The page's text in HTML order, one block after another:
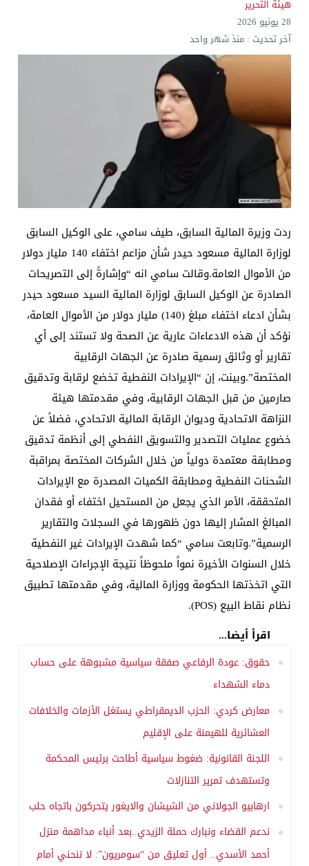
هيئة التحرير
28 يونيو 2026
آخر تحديث :منذ شهر واحد
ردت وزيرة المالية السابق، طيف سامي، على الوكيل السابق
لوزارة المالية مسعود حيدر شأن مزاعم اختفاء 140 مليار دولار
من الأموال العامة.وقالت سامي انه “وإشارةً إلى التصريحات
الصادرة عن الوكيل السابق لوزارة المالية السيد مسعود حيدر
بشأن ادعاء اختفاء مبلغ (140) مليار دولار من الأموال العامة،
نؤكد أن هذه الادعاءات عارية عن الصحة ولا تستند إلى أي
تقارير أو وثائق رسمية صادرة عن الجهات الرقابية
المختصة”.وبينت، إن “الإيرادات النفطية تخضع لرقابة وتدقيق
صارمين من قبل الجهات الرقابية، وفي مقدمتها هيئة
النزاهة الاتحادية وديوان الرقابة المالية الاتحادي، فضلاً عن
خضوع عمليات التصدير والتسويق النفطي إلى أنظمة تدقيق
ومطابقة معتمدة دولياً من خلال الشركات المختصة بمراقبة
الشحنات النفطية ومطابقة الكميات المصدرة مع الإيرادات
المتحققة، الأمر الذي يجعل من المستحيل اختفاء أو فقدان
المبالغ المشار إليها دون ظهورها في السجلات والتقارير
الرسمية”.وتابعت سامي “كما شهدت الإيرادات غير النفطية
خلال السنوات الأخيرة نمواً ملحوظاً نتيجة الإجراءات الإصلاحية
التي اتخذتها الحكومة ووزارة المالية، وفي مقدمتها تطبيق
نظام نقاط البيع (POS).
اقرأ أيضا...
حقوق: عودة الرفاعي صفقة سياسية مشبوهة على حساب
دماء الشهداء
معارض كردي: الحزب الديمقراطي يستغل الأزمات والخلافات
العشائرية للهيمنة على الإقليم
اللجنة القانونية: ضغوط سياسية أطاحت برئيس المحكمة
وتستهدف تمرير التنازلات
ارهابيو الجولاني من الشيشان والايغور يتحركون باتجاه حلب
ندعم القضاء ونبارك حملة الزيدي..بعد أنباء مداهمة منزل
أحمد الأسدي.. أول تعليق من “سومريون”: لا ننحني أمام